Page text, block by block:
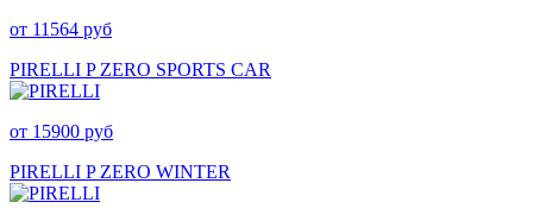
от 11564 руб
PIRELLI P ZERO SPORTS CAR
от 15900 руб
PIRELLI P ZERO WINTER